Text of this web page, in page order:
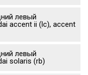
левый
accent ii (lc), accent
левый
solaris (rb)